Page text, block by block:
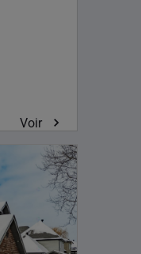
Voir